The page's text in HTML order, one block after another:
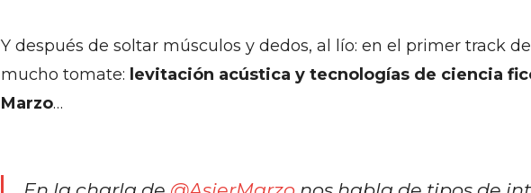
Y después de soltar músculos y dedos, al lío: en el primer track
mucho tomate: levitación acústica y tecnologías de ciencia
Marzo…